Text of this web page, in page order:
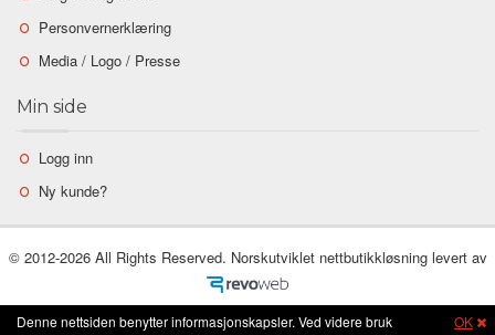
OK
Denne nettsiden benytter informasjonskapsler. Ved videre bruk
Personvernerklæring
Media / Logo / Presse
Min side
Logg inn
Ny kunde?
© 2012-2026 All Rights Reserved. Norskutviklet nettbutikkløsning levert av